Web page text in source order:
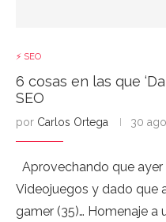
⚡ SEO
6 cosas en las que
SEO
por Carlos Ortega 30
Aprovechando que
Videojuegos y dado que
gamer (35)… Homenaje a